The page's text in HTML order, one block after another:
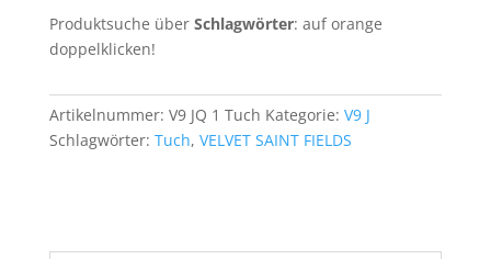
Merino
Tuch
1
Menge
Produktsuche über Schlagwörter: auf orange
doppelklicken!
Artikelnummer: V9 JQ 1 Tuch Kategorie: V9 J
Schlagwörter: Tuch, VELVET SAINT FIELDS